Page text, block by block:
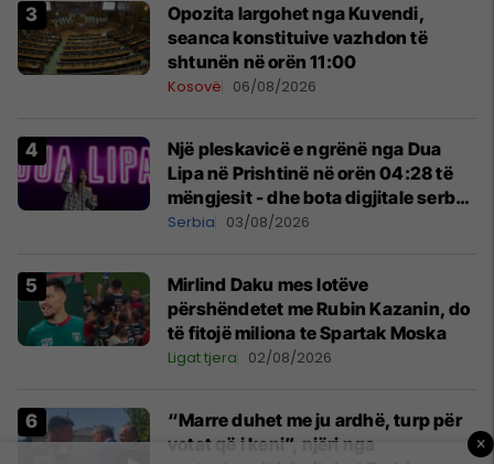
Opozita largohet nga Kuvendi,
seanca konstituive vazhdon të
shtunën në orën 11:00
Kosovë 06/08/2026
Një pleskavicë e ngrënë nga Dua
Lipa në Prishtinë në orën 04:28 të
mëngjesit - dhe bota digjitale serbe
shpall gjendjen e luftës
Serbia 03/08/2026
Mirlind Daku mes lotëve
përshëndetet me Rubin Kazanin, do
të fitojë miliona te Spartak Moska
Ligat tjera 02/08/2026
“Marre duhet me ju ardhë, turp për
votat që i keni”, njëri nga
×